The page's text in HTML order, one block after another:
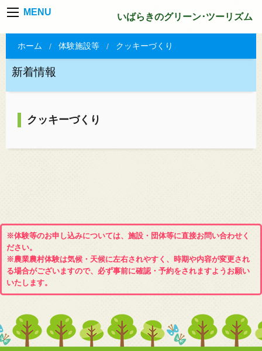
MENU いばらきのグリーン･ツーリズム
ホーム 体験施設等 クッキーづくり
新着情報
クッキーづくり
※体験等のお申し込みについては、施設・団体等に直接お問い合わせく
ださい。
※農業農村体験は気候・天候に左右されやすく、時期や内容が変更され
る場合がございますので、必ず事前に確認・予約をされますようお願い
いたします。